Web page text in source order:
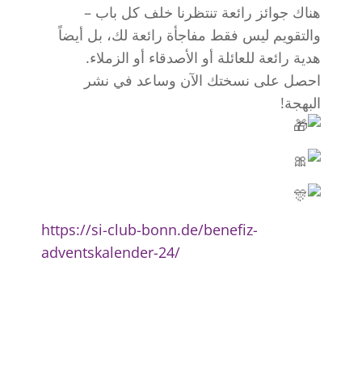
هناك جوائز رائعة تنتظرنا خلف كل باب –
والتقويم ليس فقط مفاجأة رائعة لك، بل أيضاً
هدية رائعة للعائلة أو الأصدقاء أو الزملاء.
احصل على نسختك الآن وساعد في نشر
البهجة!
https://si-club-bonn.de/benefiz-
adventskalender-24/